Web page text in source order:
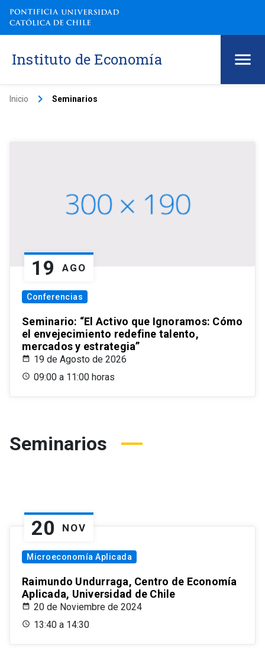
Instituto de Economía
Inicio keyboard_arrow_right Seminarios
19 AGO
Conferencias
Seminario: “El Activo que Ignoramos: Cómo
el envejecimiento redefine talento,
mercados y estrategia”
19 de Agosto de 2026
09:00 a 11:00 horas
Seminarios
20 NOV
Microeconomía Aplicada
Raimundo Undurraga, Centro de Economía
Aplicada, Universidad de Chile
20 de Noviembre de 2024
13:40 a 14:30